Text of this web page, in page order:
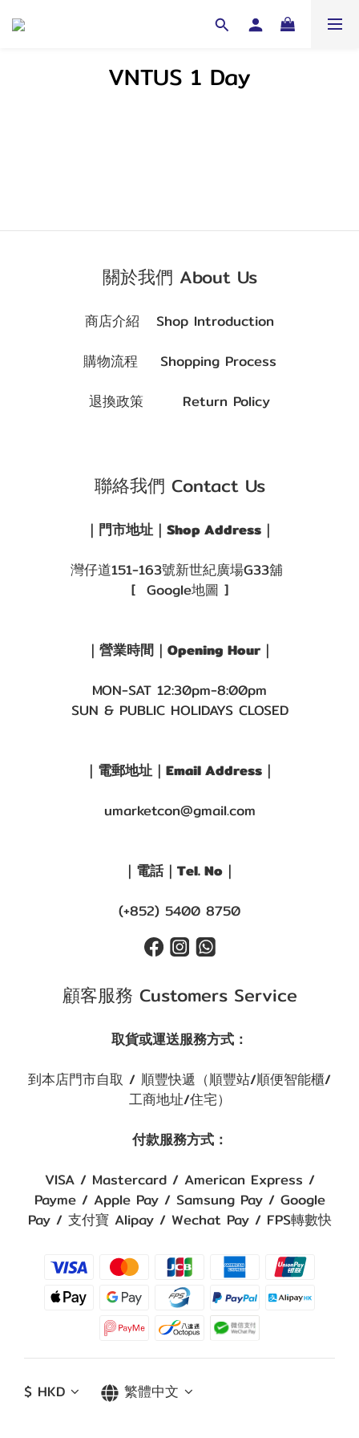
VNTUS 1 Day
關於我們 About Us
商店介紹 Shop Introduction
購物流程 Shopping Process
退換政策 Return Policy
聯絡我們 Contact Us
｜門市地址｜Shop Address｜
灣仔道151-163號新世紀廣場G33舖
[ Google地圖 ]
｜營業時間｜Opening Hour｜
MON-SAT 12:30pm-8:00pm
SUN & PUBLIC HOLIDAYS CLOSED
｜電郵地址｜Email Address｜
umarketcon@gmail.com
｜電話｜Tel. No｜
(+852) 5400 8750
顧客服務 Customers Service
取貨或運送服務方式：
到本店門市自取 / 順豐快遞（順豐站/順便智能櫃/
工商地址/住宅）
付款服務方式：
VISA / Mastercard / American Express /
Payme / Apple Pay / Samsung Pay / Google
Pay / 支付寶 Alipay / Wechat Pay / FPS轉數快
$ HKD 繁體中文